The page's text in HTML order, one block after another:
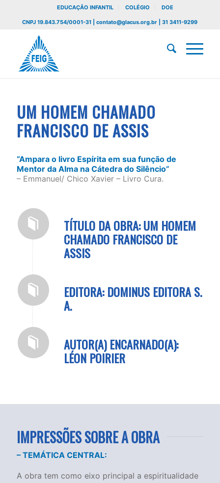
EDUCAÇÃO INFANTIL COLÉGIO DOE
CNPJ 19.843.754/0001-31 | contato@glacus.org.br | 31 3411-9299
UM HOMEM CHAMADO
FRANCISCO DE ASSIS
“Ampara o livro Espírita em sua função de
Mentor da Alma na Cátedra do Silêncio”
– Emmanuel/ Chico Xavier – Livro Cura.
TÍTULO DA OBRA: UM HOMEM
CHAMADO FRANCISCO DE
ASSIS
EDITORA: DOMINUS EDITORA S.
A.
AUTOR(A) ENCARNADO(A):
LÉON POIRIER
IMPRESSÕES SOBRE A OBRA
– TEMÁTICA CENTRAL:
A obra tem como eixo principal a espiritualidade